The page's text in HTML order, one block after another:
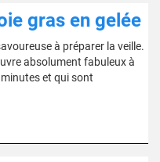
gras en gelée
à préparer la veille.
absolument fabuleux à
et qui sont